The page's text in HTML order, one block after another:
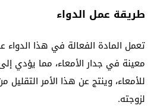
طريقة عمل الدواء
تعمل المادة الفعالة في هذا
معينة في جدار الأمعاء، مما يؤدي
للأمعاء، وينتج عن هذا الأمر التقليل
لزوجته.